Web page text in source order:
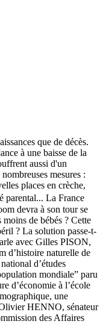
que de décès.
à une baisse de la
aussi d'un
mesures :
places en crèche,
parental... La France
devra à son tour se
de bébés ? Cette
? La solution passe-t-
avec Gilles PISON,
d’histoire naturelle de
d’études
mondiale” paru
d’économie à l’école
une
HENNO, sénateur
des Affaires